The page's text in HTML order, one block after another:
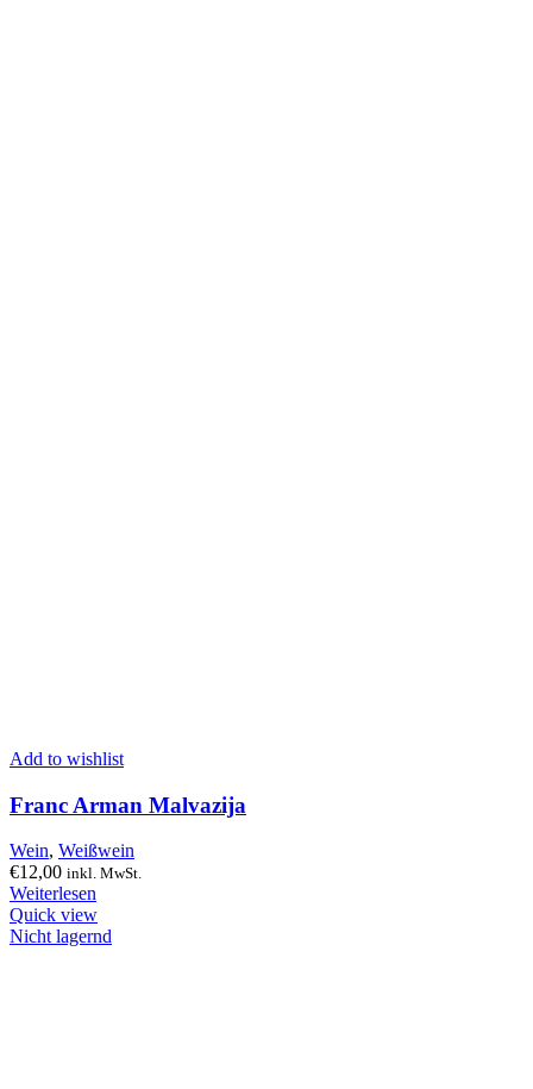
Add to wishlist
Franc Arman Malvazija
Wein, Weißwein
€12,00 inkl. MwSt.
Weiterlesen
Quick view
Nicht lagernd